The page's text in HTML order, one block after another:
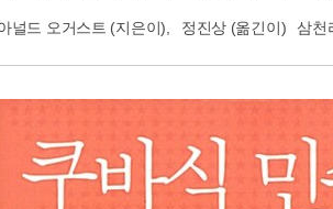
널드 오거스트 (지은이), 정진상(옮긴이) 삼천